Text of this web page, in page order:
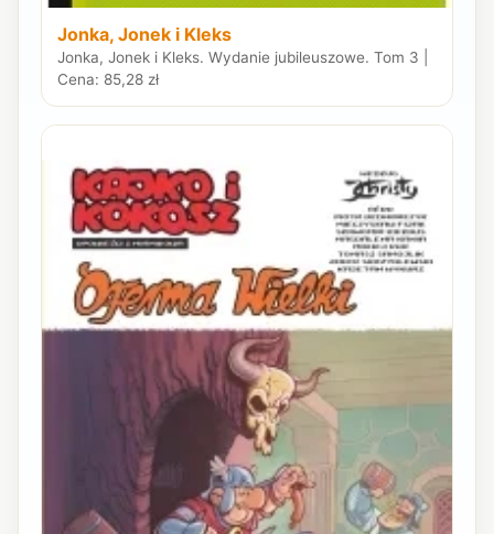
Jonka, Jonek i Kleks
Jonka, Jonek i Kleks. Wydanie jubileuszowe. Tom 3 |
Cena: 85,28 zł